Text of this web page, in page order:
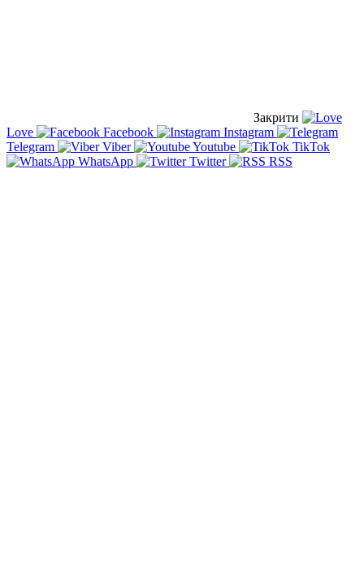
Закрити
Love
Facebook
Instagram
Telegram
Viber Youtube
TikTok
WhatsApp
Twitter RSS